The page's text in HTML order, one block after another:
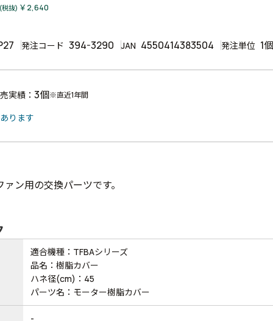
抜) ￥2,640
発注コード 394-3290 JAN 4550414383504 発注単位 1個
実績： 3個※直近1年間
ります
ン用の交換パーツです。
適合機種：TFBAシリーズ
品名：樹脂カバー
ハネ径(cm)：45
パーツ名：モーター樹脂カバー
-